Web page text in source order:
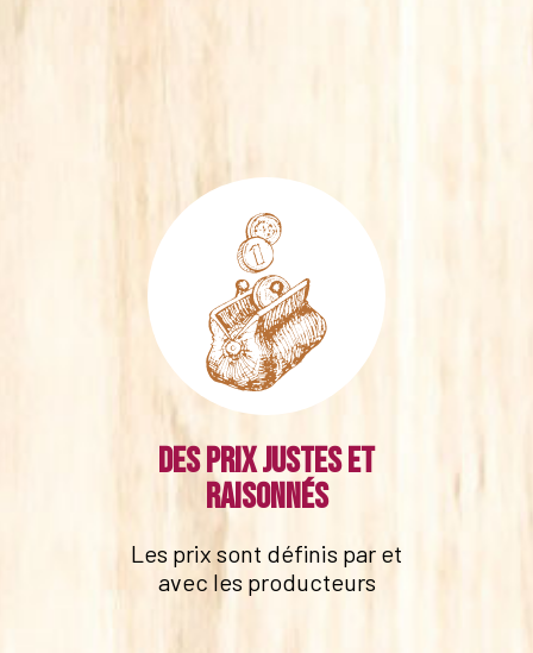
Des prix justes et
raisonnés
Les prix sont définis par et
avec les producteurs